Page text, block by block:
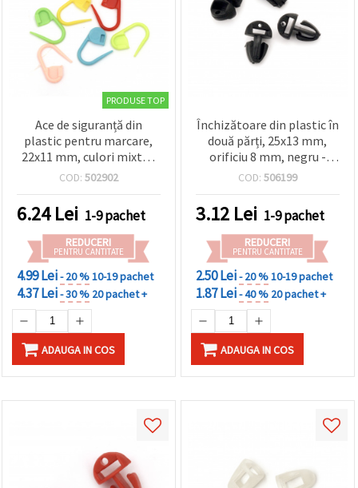
PRODUSE TOP
Ace de siguranță din
plastic pentru marcare,
22x11 mm, culori mixte -
50 bucăți
COD: 502902
6.24Lei 1-9 pachet
REDUCERI
PENTRU CANTITATE
4.99 Lei- 20 %10-19 pachet
4.37 Lei- 30 % 20 pachet +
ADAUGA IN COS
Închizătoare din plastic în
două părți, 25x13 mm,
orificiu 8 mm, negru -
Pachet de 10 buc.
COD: 506199
3.12 Lei 1-9 pachet
REDUCERI
PENTRU CANTITATE
2.50 Lei- 20 %10-19 pachet
1.87 Lei- 40 % 20 pachet +
ADAUGA IN COS